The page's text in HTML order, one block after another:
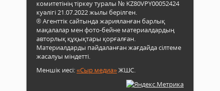
комитетінің тіркеу туралы № KZ80VPY00052424
куәлігі 21.07.2022 жылы берілген.
® Агенттік сайтында жарияланған барлық
мақалалар мен фото-бейне материалдардың
авторлық құқықтары қорғалған.
Материалдарды пайдаланған жағдайда сілтеме
жасалуы міндетті.
Меншік иесі:«Сыр медиа»ЖШС.